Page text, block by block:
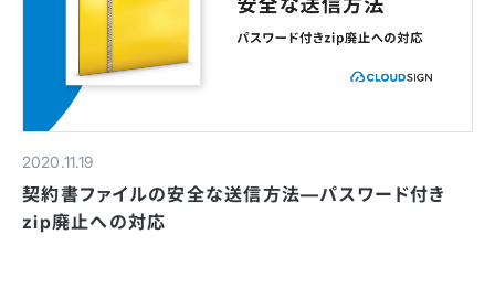
2020.11.19
契約書ファイルの安全な送信方法—パスワード付き
zip廃止への対応